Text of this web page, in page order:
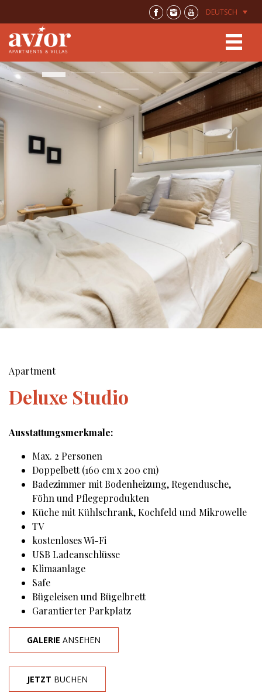
DEUTSCH
Apartment
Deluxe Studio
Ausstattungsmerkmale:
Max. 2 Personen
Doppelbett (160 cm x 200 cm)
Badezimmer mit Bodenheizung, Regendusche,
Föhn und Pflegeprodukten
Küche mit Kühlschrank, Kochfeld und Mikrowelle
TV
kostenloses Wi-Fi
USB Ladeanschlüsse
Klimaanlage
Safe
Bügeleisen und Bügelbrett
Garantierter Parkplatz
GALERIE ANSEHEN
JETZT BUCHEN